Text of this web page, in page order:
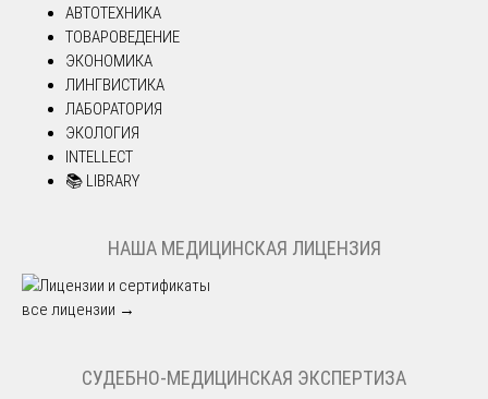
АВТОТЕХНИКА
ТОВАРОВЕДЕНИЕ
ЭКОНОМИКА
ЛИНГВИСТИКА
ЛАБОРАТОРИЯ
ЭКОЛОГИЯ
INTELLECT
📚 LIBRARY
НАША МЕДИЦИНСКАЯ ЛИЦЕНЗИЯ
все лицензии →
СУДЕБНО-МЕДИЦИНСКАЯ ЭКСПЕРТИЗА